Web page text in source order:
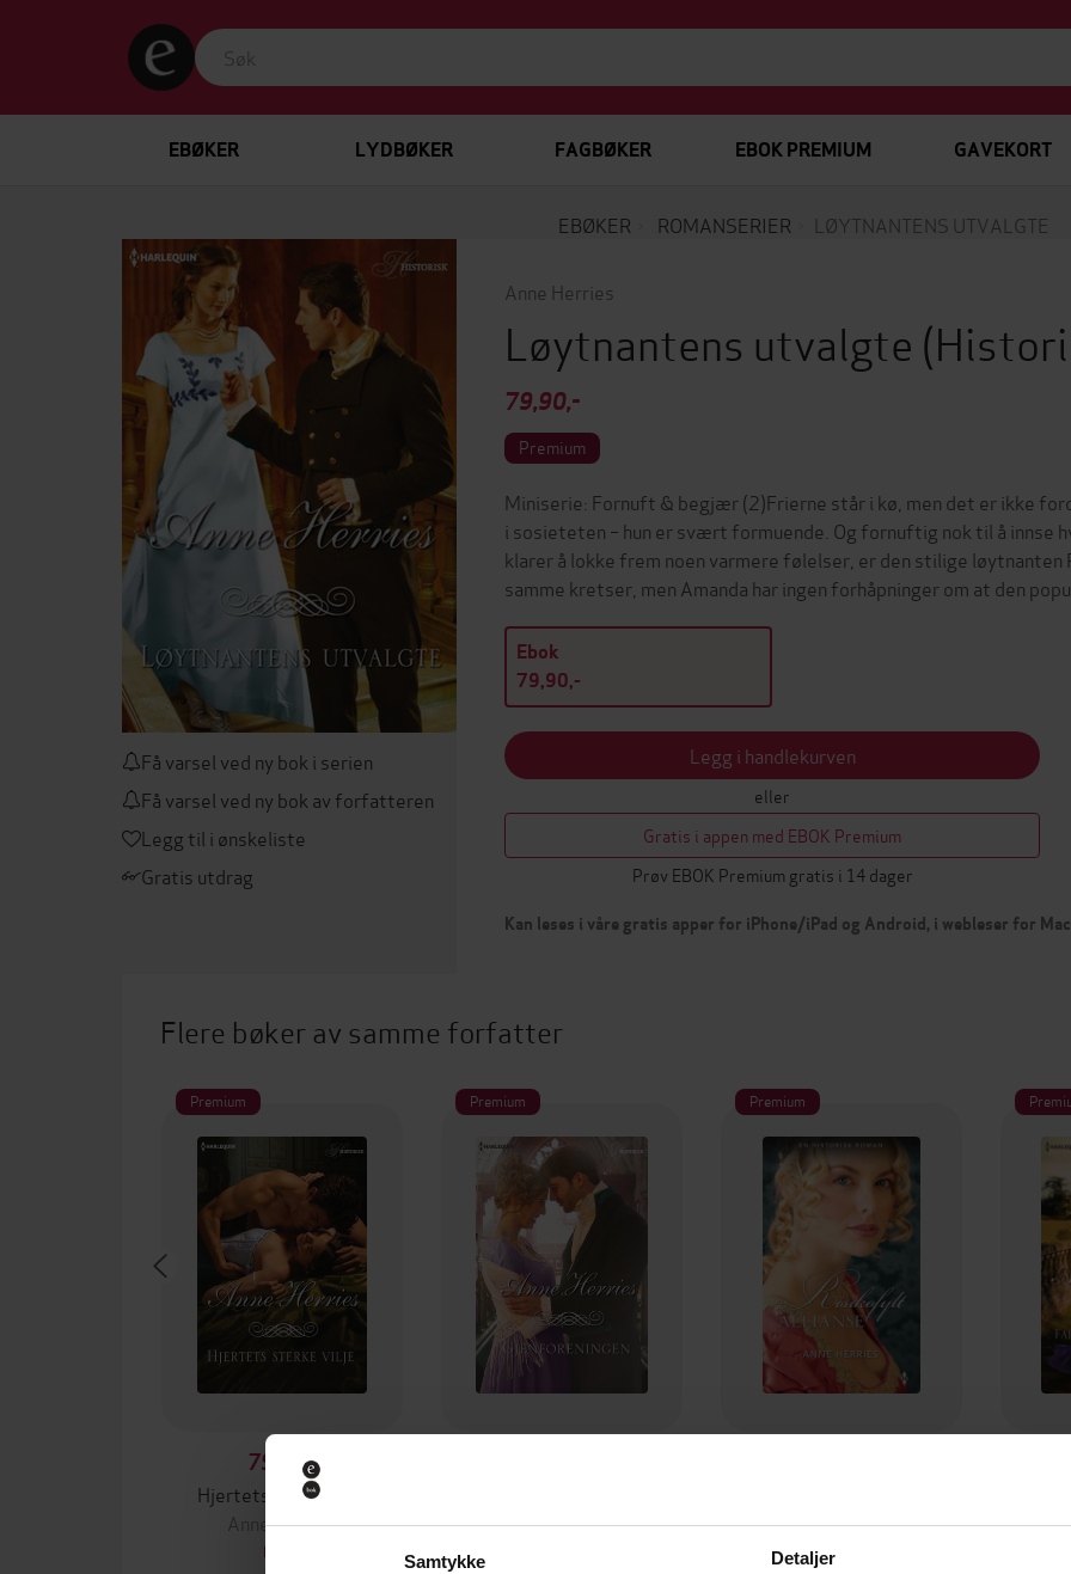
Samtykke Detaljer
EBØKER LYDBØKER FAGBØKER EBOK PREMIUM GAVEKORT
EBØKER ROMANSERIER LØYTNANTENS UTVALGTE
Få varsel ved ny bok i serien
Få varsel ved ny bok av forfatteren
Legg til i ønskeliste
Gratis utdrag
Anne Herries
Løytnantens utvalgte
79,90,-
Premium
Miniserie: Fornuft & begjær (2)Frierne står i kø, men det er ikke
i sosieteten – hun er svært formuende. Og fornuftig nok til å innse
klarer å lokke frem noen varmere følelser, er den stilige løytnanten
samme kretser, men Amanda har ingen forhåpninger om at den
Ebok
79,90,-
Legg i handlekurven
eller
Gratis i appen med EBOK Premium
Prøv EBOK Premium gratis i 14 dager
Kan leses i våre gratis apper for iPhone/iPad og Android, i webleser for
Flere bøker av samme forfatter
Premium
79,90,-
Hjertets sterke vilje
Anne Herries
EBOK
Premium
Anne Herries
Premium
Anne Herries
EBOK